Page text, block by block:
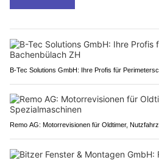
B-Tec Solutions GmbH: Ihre Profis für
Remo AG: Motorrevisionen für Oldtimer,